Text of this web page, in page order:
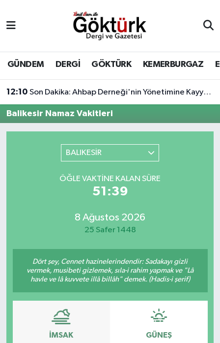
GÜNDEM DERGİ GÖKTÜRK KEMERBURGAZ
12:10 Son Dakika: Ahbap Derneği'nin Yönetimine Kayyum Atandı
Balikesir Namaz Vakitleri
BALIKESİR
ÖĞLE VAKTINE KALAN SÜRE
51:39
8 Ağustos 2026
25 Safer 1448
Dört şey, Cennet hazinelerindendir: Sadakayı gizli
vermek, musibeti gizlemek, sıla-i rahim yapmak ve "Lâ
havle ve lâ kuvvete illâ billâh" demek. (Hadis-i şerif)
İMSAK GÜNEŞ
BİLİM
DERGİ
DÜNYA
EKONOMİ
KÜLTÜR - SANAT
ÖZEL HABER
SAĞLIK
Eyüpsultan Hava Durumu
Eyüpsultan Trafik Yoğunluk Haritası
Süper Lig Puan Durumu ve Fikstür
Tüm Manşetler
Haber Arşivi